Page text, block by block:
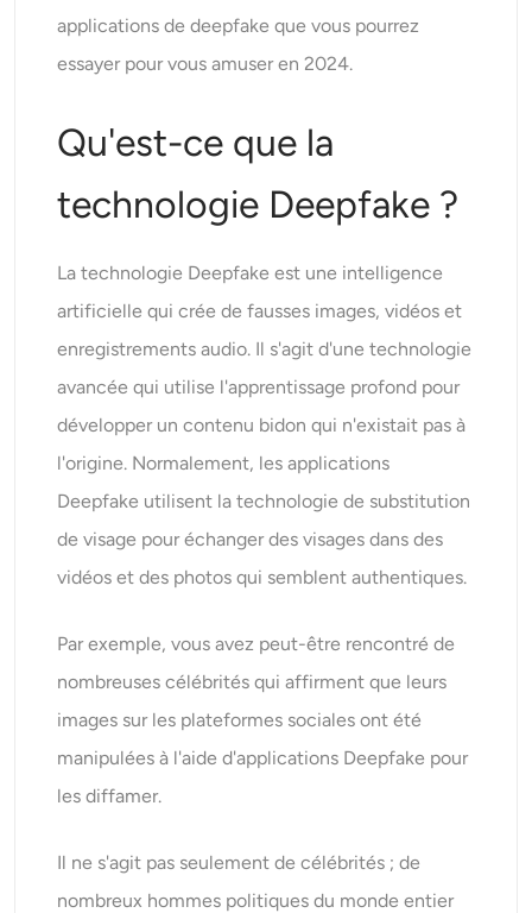
Outils vidéo
applications de deepfake que vous pourrez
essayer pour vous amuser en 2024.
Qu'est-ce que la
technologie Deepfake ?
La technologie Deepfake est une intelligence
artificielle qui crée de fausses images, vidéos et
enregistrements audio. Il s'agit d'une technologie
avancée qui utilise l'apprentissage profond pour
développer un contenu bidon qui n'existait pas à
l'origine. Normalement, les applications
Deepfake utilisent la technologie de substitution
de visage pour échanger des visages dans des
vidéos et des photos qui semblent authentiques.
Par exemple, vous avez peut-être rencontré de
nombreuses célébrités qui affirment que leurs
images sur les plateformes sociales ont été
manipulées à l'aide d'applications Deepfake pour
les diffamer.
Il ne s'agit pas seulement de célébrités ; de
nombreux hommes politiques du monde entier